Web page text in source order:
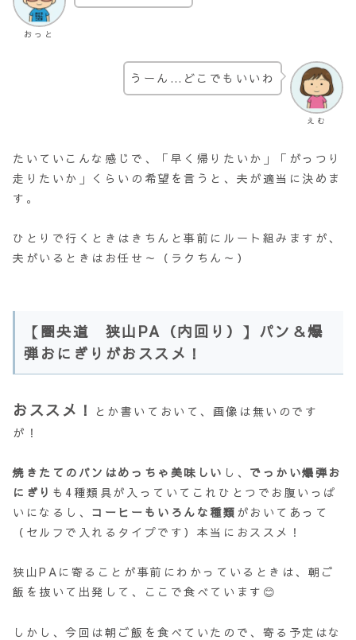
おっと
えむ
うーん…どこでもいいわ
たいていこんな感じで、「早く帰りたいか」「がっつり
走りたいか」くらいの希望を言うと、夫が適当に決めま
す。
ひとりで行くときはきちんと事前にルート組みますが、
夫がいるときはお任せ～（ラクちん～）
【圏央道 狭山PA（内回り）】パン＆爆
弾おにぎりがおススメ！
おススメ！
とか書いておいて、画像は無いのです
が！
焼きたてのパンはめっちゃ美味しい し、 でっかい爆弾お
にぎり も4種類具が入っていてこれひとつでお腹いっぱ
いになるし、 コーヒーもいろんな種類 がおいてあって
（セルフで入れるタイプです）本当におススメ！
狭山PAに寄ることが事前にわかっているときは、朝ご
飯を抜いて出発して、ここで食べています😊
しかし、今回は朝ご飯を食べていたので、寄る予定はな